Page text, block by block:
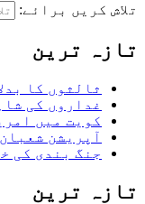
تلاش کریں برائے:
تازہ ترین
ثالثوں کا
غداروں کی
کویت میں
آپریشن شعبان / 88 دہشت گرد
جنگ بندی کی
تازہ ترین